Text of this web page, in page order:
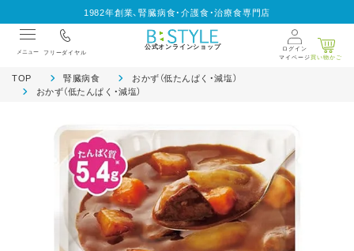
1982年創業、腎臓病食・介護食・治療食専門店
メニュー フリーダイヤル
公式オンラインショップ
ログイン
マイページ買い物かご
TOP 腎臓病食
おかず（低たんぱく・減塩）
おかず（低たんぱく・減塩）